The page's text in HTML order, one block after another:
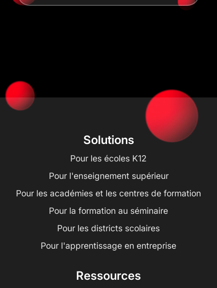
Solutions
Pour les écoles K12
Pour l'enseignement supérieur
Pour les académies et les centres de formation
Pour la formation au séminaire
Pour les districts scolaires
Pour l'apprentissage en entreprise
Ressources